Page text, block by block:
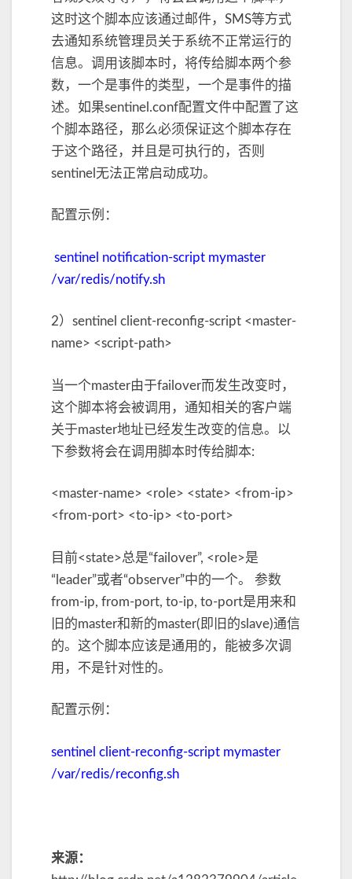
这时这个脚本应该通过邮件，SMS等方式
去通知系统管理员关于系统不正常运行的
信息。调用该脚本时，将传给脚本两个参
数，一个是事件的类型，一个是事件的描
述。如果sentinel.conf配置文件中配置了这
个脚本路径，那么必须保证这个脚本存在
于这个路径，并且是可执行的，否则
sentinel无法正常启动成功。
配置示例：
sentinel notification-script mymaster
/var/redis/notify.sh
2）sentinel client-reconfig-script <master-
name> <script-path>
当一个master由于failover而发生改变时，
这个脚本将会被调用，通知相关的客户端
关于master地址已经发生改变的信息。以
下参数将会在调用脚本时传给脚本:
<master-name> <role> <state> <from-ip>
<from-port> <to-ip> <to-port>
目前<state>总是“failover”, <role>是
“leader”或者“observer”中的一个。 参数
from-ip, from-port, to-ip, to-port是用来和
旧的master和新的master(即旧的slave)通信
的。这个脚本应该是通用的，能被多次调
用，不是针对性的。
配置示例：
sentinel client-reconfig-script mymaster
/var/redis/reconfig.sh
来源：